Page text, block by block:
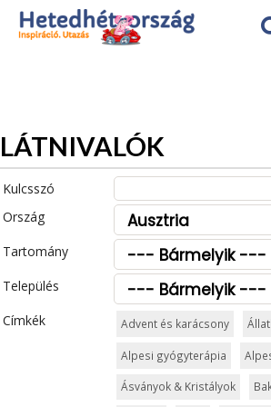
Az oldal sütiket (cookies) használ.
Adatvédelmi tájékoztató
LÁTNIVALÓK
Kulcsszó
Ország
Tartomány
Település
Címkék
Advent és karácsony
Alpesi gyógyterápia
Ásványok & Kristályok